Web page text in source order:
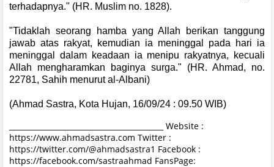
terhadapnya." (HR. Muslim no. 1828).
"Tidaklah seorang hamba yang Allah berikan tanggung
jawab atas rakyat, kemudian ia meninggal pada hari ia
meninggal dalam keadaan ia menipu rakyatnya, kecuali
Allah mengharamkan baginya surga." (HR. Ahmad, no.
22781, Sahih menurut al-Albani)
(Ahmad Sastra, Kota Hujan, 16/09/24 : 09.50 WIB)
__________________________________________ Website :
https://www.ahmadsastra.com Twitter :
https://twitter.com/@ahmadsastra1 Facebook :
https://facebook.com/sastraahmad FansPage: